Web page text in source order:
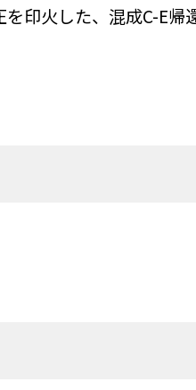
印火した、混成C-E帰